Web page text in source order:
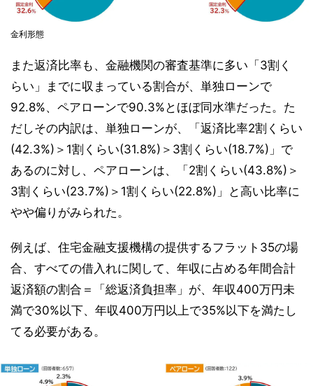
金利形態
また返済比率も、金融機関の審査基準に多い「3割く
らい」までに収まっている割合が、単独ローンで
92.8%、ペアローンで90.3%とほぼ同水準だった。た
だしその内訳は、単独ローンが、「返済比率2割くらい
(42.3%)＞1割くらい(31.8%)＞3割くらい(18.7%)」で
あるのに対し、ペアローンは、「2割くらい(43.8%)＞
3割くらい(23.7%)＞1割くらい(22.8%)」と高い比率に
やや偏りがみられた。
例えば、住宅金融支援機構の提供するフラット35の場
合、すべての借入れに関して、年収に占める年間合計
返済額の割合＝「総返済負担率」が、年収400万円未
満で30%以下、年収400万円以上で35%以下を満たし
てる必要がある。